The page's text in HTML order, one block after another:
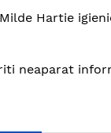
Hartie
neaparat